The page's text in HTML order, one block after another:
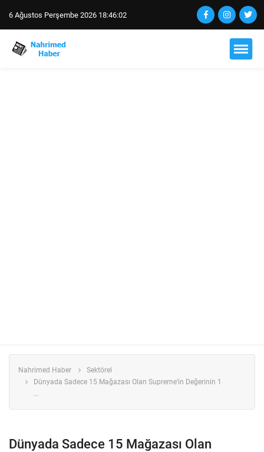
6 Ağustos Perşembe 2026 18:46:03
Nahrimed Haber
Sektörel
Dünyada Sadece 15 Mağazası Olan Supreme’in Değerinin 1
...
Dünyada Sadece 15 Mağazası Olan